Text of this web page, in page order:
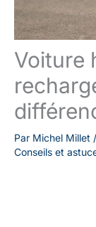
Voiture
Par Michel Millet /
Conseils et